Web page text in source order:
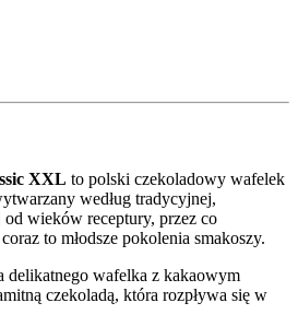
XXL to polski czekoladowy wafelek
według tradycyjnej,
wieków receptury, przez co
to młodsze pokolenia smakoszy.
delikatnego wafelka z kakaowym
czekoladą, która rozpływa się w